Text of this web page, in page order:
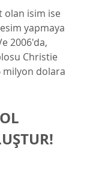
olan isim ise
yapmaya
2006'da,
Christie
milyon dolara